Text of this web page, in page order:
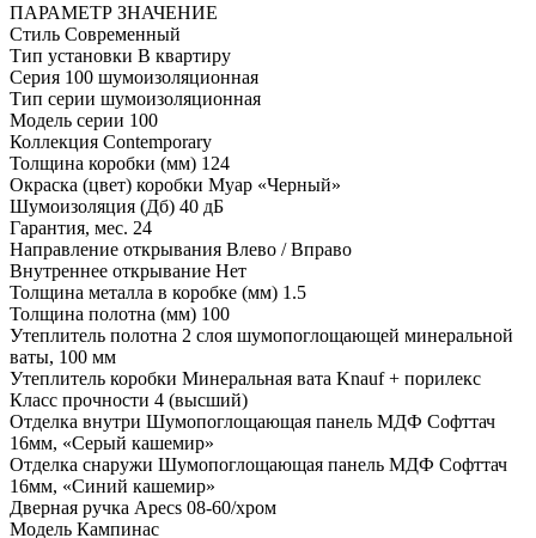
ПАРАМЕТР ЗНАЧЕНИЕ
Стиль Современный
Тип установки В квартиру
Серия 100 шумоизоляционная
Тип серии шумоизоляционная
Модель серии 100
Коллекция Contemporary
Толщина коробки (мм) 124
Окраска (цвет) коробки Муар «Черный»
Шумоизоляция (Дб) 40 дБ
Гарантия, мес. 24
Направление открывания Влево / Вправо
Внутреннее открывание Нет
Толщина металла в коробке (мм) 1.5
Толщина полотна (мм) 100
Утеплитель полотна 2 слоя шумопоглощающей минеральной
ваты, 100 мм
Утеплитель коробки Минеральная вата Knauf + порилекс
Класс прочности 4 (высший)
Отделка внутри Шумопоглощающая панель МДФ Софттач
16мм, «Серый кашемир»
Отделка снаружи Шумопоглощающая панель МДФ Софттач
16мм, «Синий кашемир»
Дверная ручка Apecs 08-60/хром
Модель Кампинас